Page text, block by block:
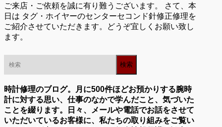
ご来店・ご依頼を誠に有り難うございます。 さて、本
日は タグ・ホイヤーのセンターセコンド針修正修理を
ご紹介させていただきます。どうぞ宜しくお願い致し
ます。
時計修理のブログ。月に500件ほどお預かりする腕時
計に対する思い、仕事のなかで学んだこと、気づいた
ことを綴ります。日々、メールや電話でお話をさせて
いただいているお客様に、私たちの取り組みをご覧い